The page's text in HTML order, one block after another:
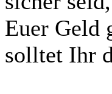
Euer Geld
solltet Ihr